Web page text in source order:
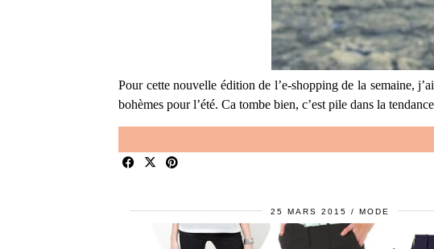
Pour cette nouvelle édition de l’e-shopping de la semaine,
bohèmes pour l’été. Ca tombe bien, c’est pile dans la
25 MARS 2015 MODE